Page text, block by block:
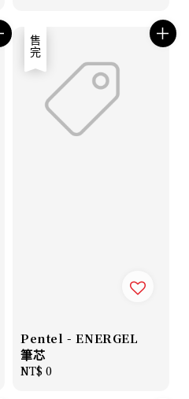
售完
Pentel - ENERGEL
筆芯
Regular
NT$ 0